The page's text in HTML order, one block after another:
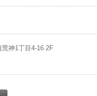
神1丁目4‐16 2F